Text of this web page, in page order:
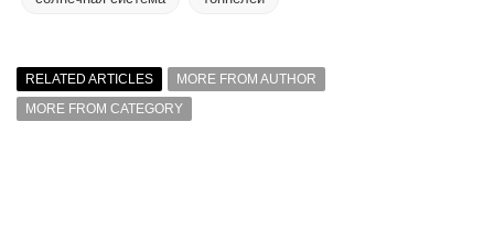
RELATED ARTICLES
MORE FROM AUTHOR
MORE FROM CATEGORY